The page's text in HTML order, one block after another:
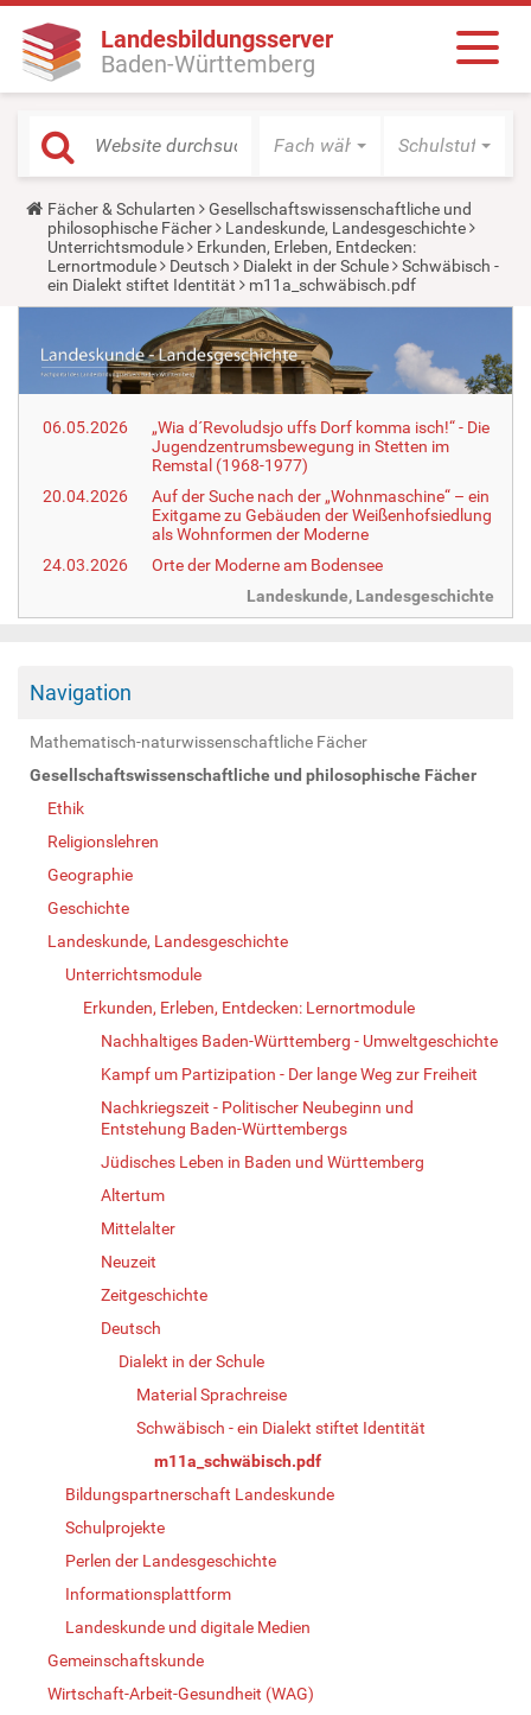
Landesbildungsserver
Baden-Württemberg
Fach wählen Schulstufe
Y
o
u
a
r
e
r
e
:
Fächer & Schularten
Gesellschaftswissenschaftliche und
philosophische Fächer
Landeskunde, Landesgeschichte
Unterrichtsmodule
Erkunden, Erleben, Entdecken:
Lernortmodule
Deutsch Dialekt in der Schule
Schwäbisch -
ein Dialekt stiftet Identität
m11a_schwäbisch.pdf
06.05.2026
„Wia d´Revoludsjo uffs Dorf komma isch!“ - Die
Jugendzentrumsbewegung in Stetten im
Remstal (1968-1977)
20.04.2026
Auf der Suche nach der „Wohnmaschine“ – ein
Exitgame zu Gebäuden der Weißenhofsiedlung
als Wohnformen der Moderne
24.03.2026
Orte der Moderne am Bodensee
Landeskunde, Landesgeschichte
Navigation
Mathematisch-naturwissenschaftliche Fächer
Gesellschaftswissenschaftliche und philosophische Fächer
Ethik
Religionslehren
Geographie
Geschichte
Landeskunde, Landesgeschichte
Unterrichtsmodule
Erkunden, Erleben, Entdecken: Lernortmodule
Nachhaltiges Baden-Württemberg - Umweltgeschichte
Kampf um Partizipation - Der lange Weg zur Freiheit
Nachkriegszeit - Politischer Neubeginn und
Entstehung Baden-Württembergs
Jüdisches Leben in Baden und Württemberg
Altertum
Mittelalter
Neuzeit
Zeitgeschichte
Deutsch
Dialekt in der Schule
Material Sprachreise
Schwäbisch - ein Dialekt stiftet Identität
m11a_schwäbisch.pdf
Bildungspartnerschaft Landeskunde
Schulprojekte
Perlen der Landesgeschichte
Informationsplattform
Landeskunde und digitale Medien
Gemeinschaftskunde
Wirtschaft-Arbeit-Gesundheit (WAG)